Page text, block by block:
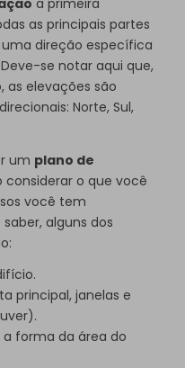
as principais partes
direção específica
se notar aqui que,
as elevações são
Norte, Sul,
um plano de
considerar o que você
você tem
alguns dos
principal, janelas e
forma da área do